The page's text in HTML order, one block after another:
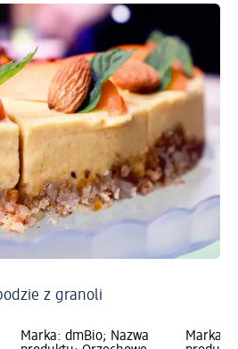
z granoli
Marka: dmBio; Nazwa
Marka: